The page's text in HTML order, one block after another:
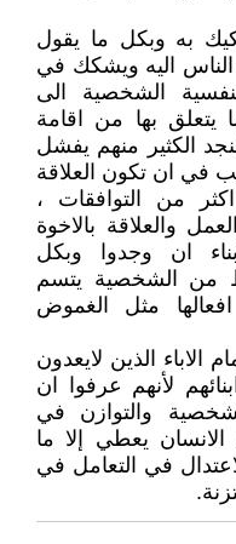
به وبكل ما يقول
اليه ويشكك في
الشخصية الى
يتعلق بها من اقامة
الكثير منهم يفشل
في ان تكون العلاقة
من التوافقات ،
والعلاقة بالاخوة
ان وجدوا وبكل
من الشخصية يتسم
مثل الغموض
الاباء الذين لايعدون
لأنهم عرفوا ان
والتوازن في
الانسان يعطي إلا ما
في التعامل في